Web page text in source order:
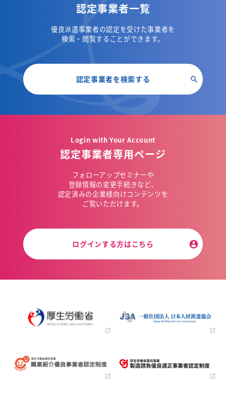
認定事業者一覧
優良派遣事業者の認定を受けた事業者を
検索・閲覧することができます。
認定事業者を検索する
Login with Your Account
認定事業者専用ページ
フォローアップセミナーや
登録情報の変更手続きなど、
認定済みの企業様向けコンテンツを
ご覧いただけます。
ログインする方はこちら